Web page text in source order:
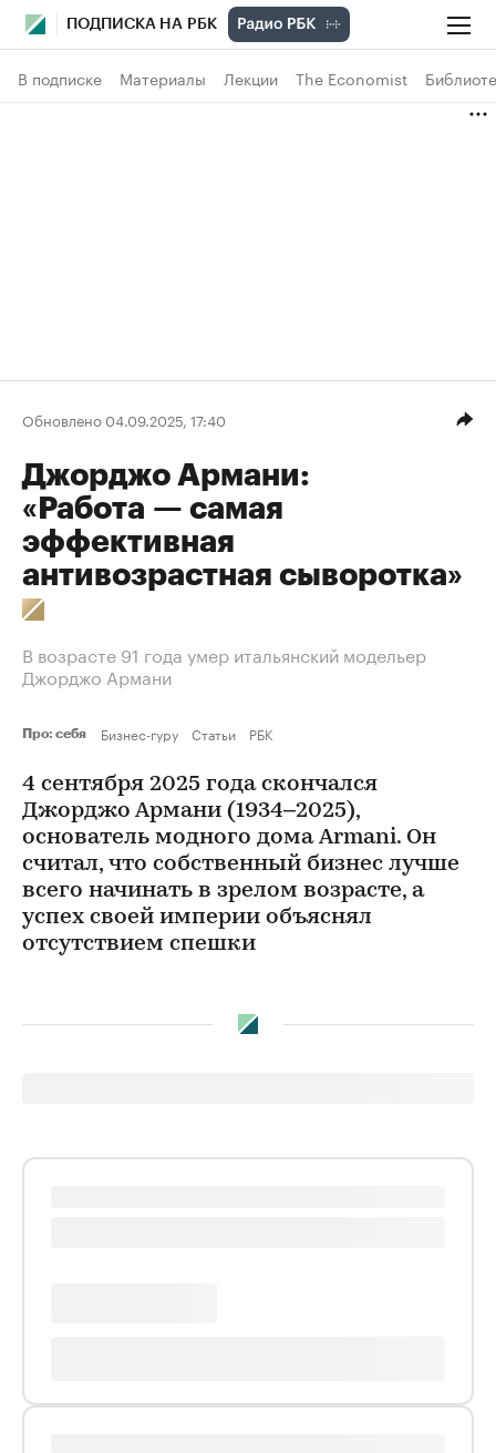
ПОДПИСКА НА РБК
В подписке Материалы Лекции The Economist
Обновлено 04.09.2025, 17:40
Джорджо Армани:
«Работа — самая
эффективная
антивозрастная сыворотка»
В возрасте 91 года умер итальянский модельер
Джорджо Армани
Про: себя Бизнес-гуру Статьи РБК
4 сентября 2025 года скончался
Джорджо Армани (1934–2025),
основатель модного дома Armani. Он
считал, что собственный бизнес лучше
всего начинать в зрелом возрасте, а
успех своей империи объяснял
отсутствием спешки